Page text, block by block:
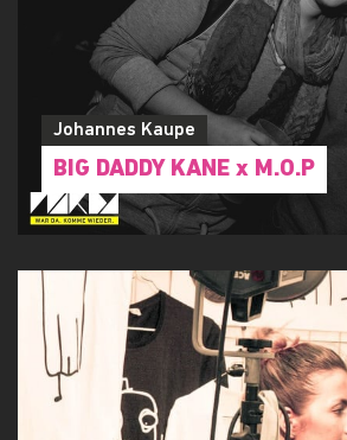
Johannes Kaupe
BIG DADDY KANE x M.O.P